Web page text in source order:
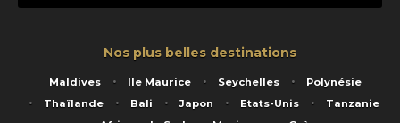
Nos plus belles destinations
Maldives Ile Maurice Seychelles
Polynésie
Thaïlande
Bali Japon Etats-Unis
Tanzanie